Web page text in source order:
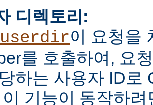
디렉토리:
이 요청을
를 호출하여, 요
하는 사용자 ID로
기능이 동작하